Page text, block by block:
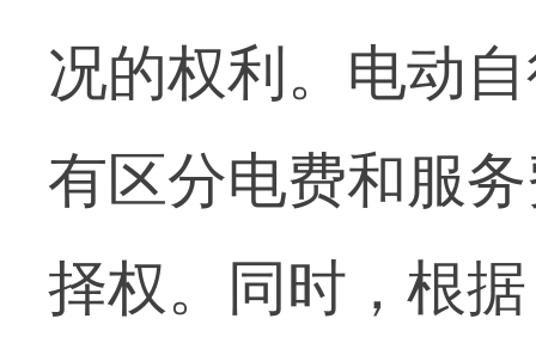
况的权利。电动
有区分电费和服
择权。同时，根